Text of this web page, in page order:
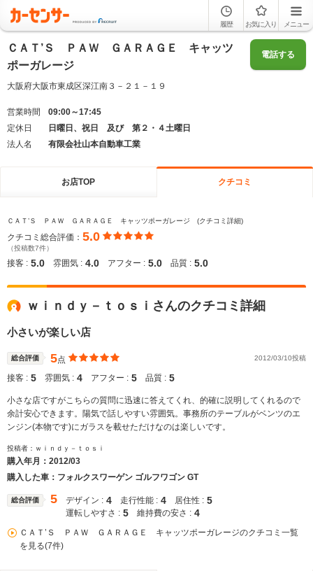
履歴 お気に入り メニュー
ＣＡＴ’Ｓ ＰＡＷ ＧＡＲＡＧＥ キャッツ
ポーガレージ
大阪府大阪市東成区深江南３－２１－１９
電話する
営業時間
09:00～17:45
定休日
日曜日、祝日 及び 第２・４土曜日
法人名
有限会社山本自動車工業
お店TOP クチコミ
ＣＡＴ’Ｓ ＰＡＷ ＧＡＲＡＧＥ キャッツポーガレージ (クチコミ詳細)
クチコミ総合評価： 5.0
（投稿数7件）
接客 : 5.0 雰囲気 : 4.0 アフター : 5.0 品質 : 5.0
ｗｉｎｄｙ－ｔｏｓｉさんのクチコミ詳細
小さいが楽しい店
総合評価 5点 2012/03/10投稿
接客 : 5 雰囲気 : 4 アフター : 5 品質 : 5
小さな店ですがこちらの質問に迅速に答えてくれ、的確に説明してくれるので
余計安心できます。陽気で話しやすい雰囲気。事務所のテーブルがベンツのエ
ンジン(本物です)にガラスを載せただけなのは楽しいです。
投稿者：ｗｉｎｄｙ－ｔｏｓｉ
購入年月： 2012/03
購入した車：フォルクスワーゲン ゴルフワゴン GT
総合評価 5 デザイン : 4 走行性能 : 4 居住性 : 5
運転しやすさ : 5 維持費の安さ : 4
ＣＡＴ’Ｓ ＰＡＷ ＧＡＲＡＧＥ キャッツポーガレージのクチコミ一覧
を見る(7件)